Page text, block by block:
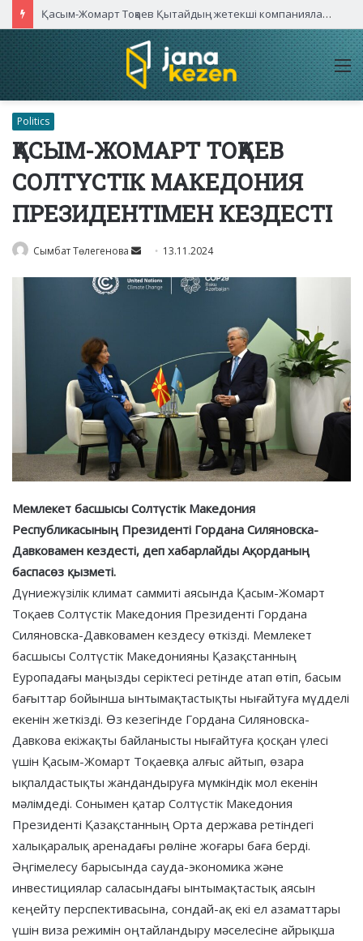
Қасым-Жомарт Тоқаев Қытайдың жетекші компаниялары басшыларымен кездесті
Politics
ҚАСЫМ-ЖОМАРТ ТОҚАЕВ
СОЛТҮСТІК МАКЕДОНИЯ
ПРЕЗИДЕНТІМЕН КЕЗДЕСТІ
Сымбат Төлегенова
Send
email
13.11.2024
Мемлекет басшысы Солтүстік Македония
Республикасының Президенті Гордана Силяновска-
Давковамен кездесті, деп хабарлайды Ақорданың
баспасөз қызметі.
Дүниежүзілік климат саммиті аясында Қасым-Жомарт
Тоқаев Солтүстік Македония Президенті Гордана
Силяновска-Давковамен кездесу өткізді. Мемлекет
басшысы Солтүстік Македонияны Қазақстанның
Еуропадағы маңызды серіктесі ретінде атап өтіп, басым
бағыттар бойынша ынтымақтастықты нығайтуға мүдделі
екенін жеткізді. Өз кезегінде Гордана Силяновска-
Давкова екіжақты байланысты нығайтуға қосқан үлесі
үшін Қасым-Жомарт Тоқаевқа алғыс айтып, өзара
ықпалдастықты жандандыруға мүмкіндік мол екенін
мәлімдеді. Сонымен қатар Солтүстік Македония
Президенті Қазақстанның Орта держава ретіндегі
халықаралық аренадағы рөліне жоғары баға берді.
Әңгімелесу барысында сауда-экономика және
инвестициялар саласындағы ынтымақтастық аясын
кеңейту перспективасына, сондай-ақ екі ел азаматтары
үшін виза режимін оңтайландыру мәселесіне айрықша